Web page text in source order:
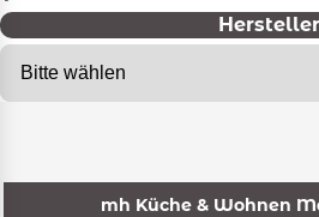
Hersteller
mh Küche & Wohnen